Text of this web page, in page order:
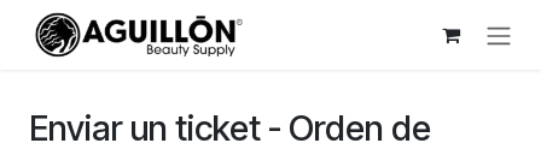
Ir al contenido
Enviar un ticket - Orden de